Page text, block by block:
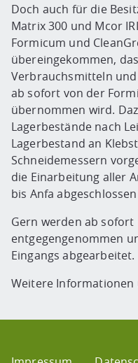
Doch auch für die
Matrix 300 und Mcor
Formicum und
übereingekommen,
Verbrauchsmitteln
ab sofort von der
übernommen wird.
Lagerbestände nach
Lagerbestand an
Schneidemessern
die Einarbeitung aller
bis Anfa
Gern werden ab sofort
entgegengenommen
Eingangs abgearbeitet.
Weitere Informationen